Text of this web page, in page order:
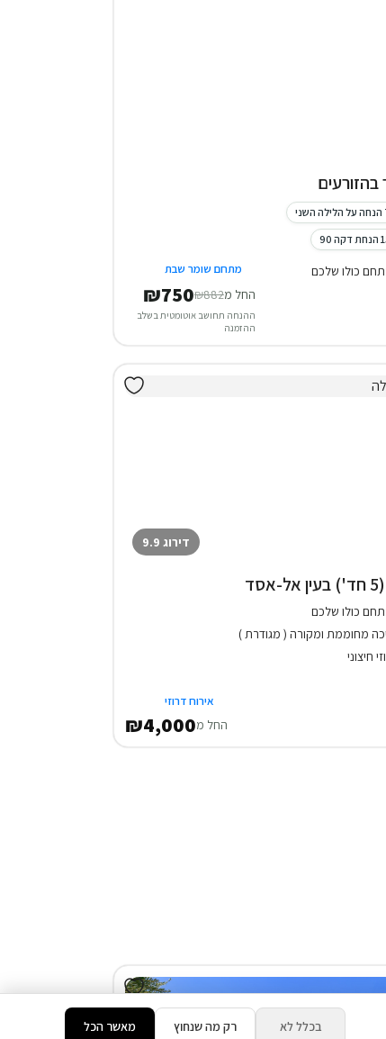
בהזורעים
90
כולו שלכם מתחם שומר שבת
החל מ₪882
₪750
ההנחה תחושב אוטומטית בשלב
ההזמנה
דירוג 9.9
כולו שלכם
מחוממת ומקורה ( מגודרת )
חיצוני
אירוח דרוזי
החל מ₪4,000
בכלל לא רק מה שנחוץ מאשר הכל